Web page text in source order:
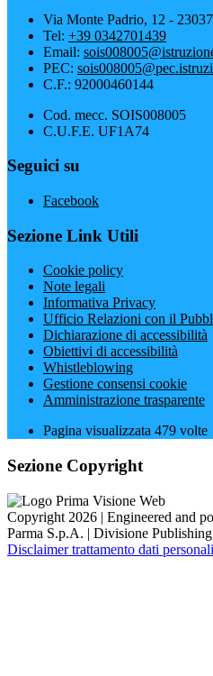
Via Monte Padrio, 12 -
Tel: +39 0342701439
Email:
PEC:
C.F.: 92000460144
Cod. mecc. SOIS008005
C.U.F.E. UF1A74
Seguici su
Facebook
Sezione Link Utili
Cookie policy
Note legali
Informativa Privacy
Ufficio Relazioni con il
Dichiarazione di accessibilità
Obiettivi di accessibilità
Whistleblowing
Gestione consensi cookie
Amministrazione trasparente
Pagina visualizzata 479 volte
Sezione Copyright
Copyright 2026 | Engineered and
Parma S.p.A. | Divisione
Disclaimer trattamento dati personali